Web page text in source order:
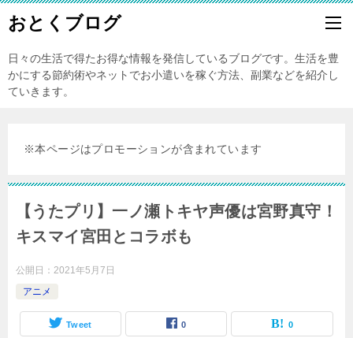
おとくブログ
日々の生活で得たお得な情報を発信しているブログです。生活を豊
かにする節約術やネットでお小遣いを稼ぐ方法、副業などを紹介し
ていきます。
※本ページはプロモーションが含まれています
【うたプリ】一ノ瀬トキヤ声優は宮野真守！
キスマイ宮田とコラボも
公開日： 2021年5月7日
アニメ
Tweet 0 0